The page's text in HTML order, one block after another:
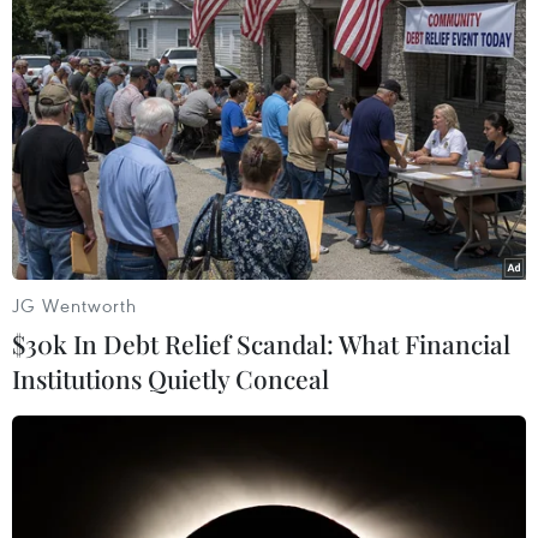
trường tiền tệ trong nước trong tháng 12/2018 nhằm đáp
ứng nhu cầu của các cơ quan tài chính.
Trung Quốc phát tín hiệu tăng cường các
biện pháp kích thích kinh tế
JG Wentworth
$30k In Debt Relief Scandal: What Financial
Institutions Quietly Conceal